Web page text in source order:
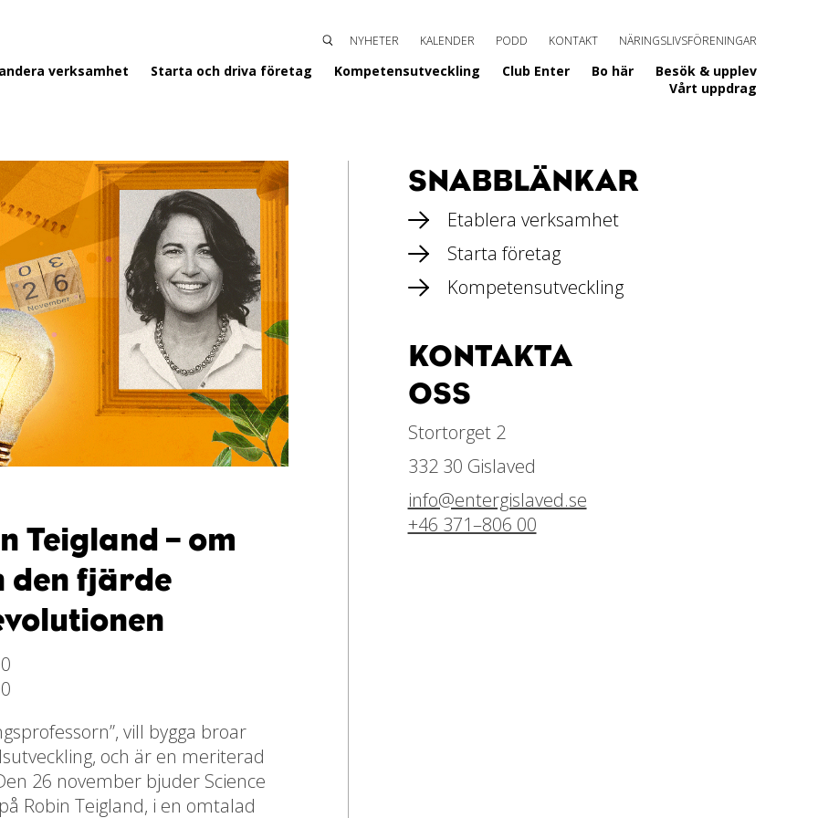
SÖK
NYHETER KALENDER PODD KONTAKT NÄRINGSLIVSFÖRENINGAR
verksamhet Starta och driva företag Kompetensutveckling Club Enter Bo här
Besök & upplev
Vårt uppdrag
Teigland – om
den fjärde
vill bygga broar
och är en meriterad
26 november bjuder Science
Robin Teigland, i en omtalad
SNABBLÄNKAR
Etablera verksamhet
Starta företag
Kompetensutveckling
KONTAKTA
OSS
Stortorget 2
332 30 Gislaved
info@entergislaved.se
+46 371–806 00